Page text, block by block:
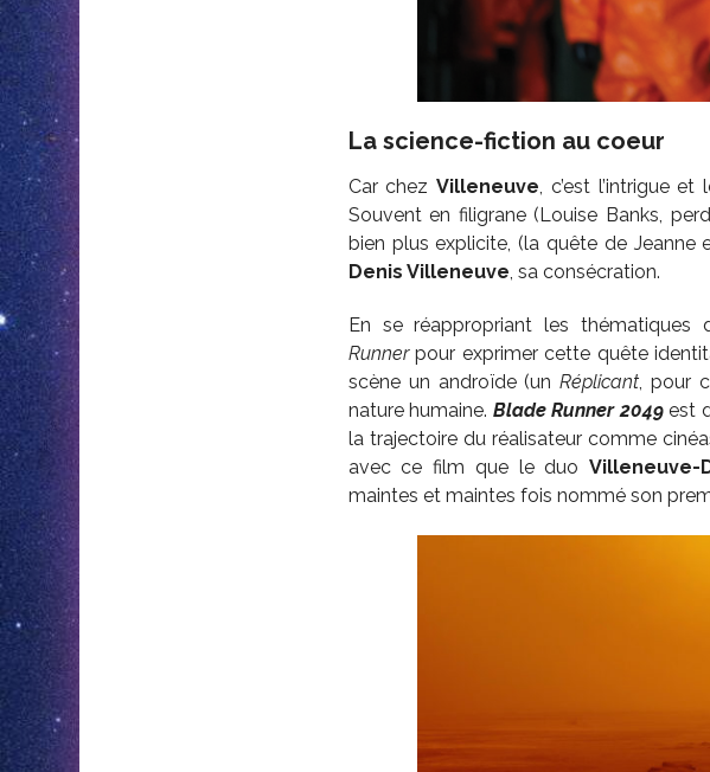
La science-fiction au coeur
Car chezVilleneuve, c’est l’intrigue
Souvent en filigrane (Louise Banks,
bien plus explicite, (la quête de Jeanne
Denis Villeneuve, sa consécration.
En se réappropriant les
Runnerpour exprimer cette quête
scène un androïde (unRéplicant , pour
nature humaine. Blade Runner 2049est
la trajectoire du réalisateur comme
avec ce film que le duo Villeneuve-
maintes et maintes fois nommé son